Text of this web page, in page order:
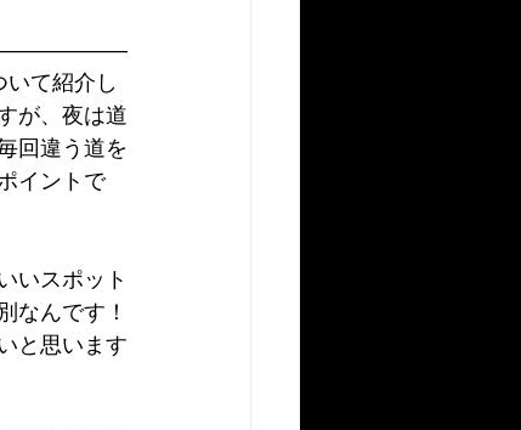
て紹介し
が、夜は道
回違う道を
イントで
いスポット
なんです！
と思います